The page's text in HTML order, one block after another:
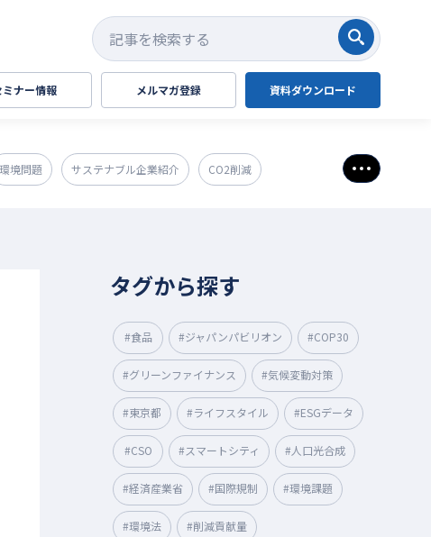
検索する
ミナー情報 メルマガ登録 資料ダウンロード
環境問題 サステナブル企業紹介 CO2削減
さらに表
タグから探す
#食品 #ジャパンパビリオン #COP30
#グリーンファイナンス #気候変動対策
#東京都 #ライフスタイル #ESGデータ
#CSO #スマートシティ #人口光合成
#経済産業省 #国際規制 #環境課題
#環境法 #削減貢献量